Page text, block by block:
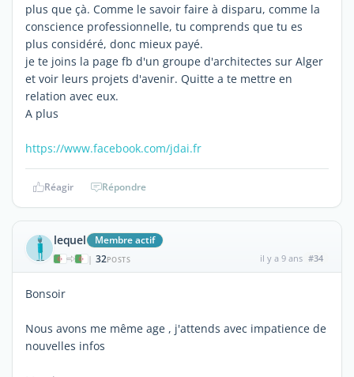
plus que çà. Comme le savoir faire à disparu, comme la
conscience professionnelle, tu comprends que tu es
plus considéré, donc mieux payé.
je te joins la page fb d'un groupe d'architectes sur Alger
et voir leurs projets d'avenir. Quitte a te mettre en
relation avec eux.
A plus
https://www.facebook.com/jdai.fr
Réagir Répondre
lequel Membre actif
| 32POSTS il y a 9 ans #34
Bonsoir
Nous avons me même age , j'attends avec impatience de
nouvelles infos